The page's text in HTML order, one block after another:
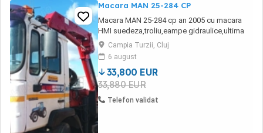
Macara MAN 25-284 CP
Macara MAN 25-284 cp an 2005 cu macara
HMI suedeza,troliu,eampe gidraulice,ultima
axa liftanta,lungime platforma 8,5 m.
Campia Turzii, Cluj
6 august
33,800 EUR
33,880 EUR
Telefon validat